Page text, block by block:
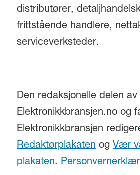
distributører,
frittstående handlere,
serviceverksteder.
Den redaksjonelle delen av
Elektronikkbransjen.no og
Elektronikkbransjen
Redaktørplakaten og Vær
plakaten.